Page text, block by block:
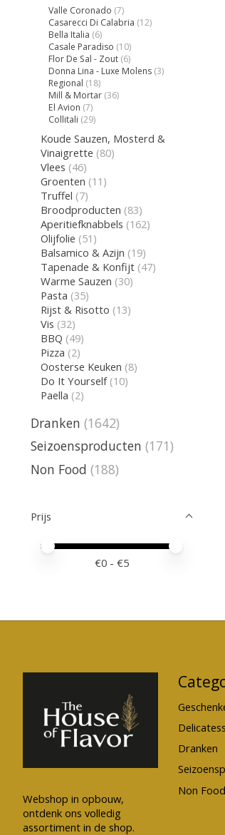
Valle Coronado (7)
Casarecci Di Calabria (12)
Bella Italia (6)
Casale Paradiso (10)
Flor De Sal - Zout (6)
Donna Lina - Luxe Molens (3)
Regional (18)
Mill & Mortar (36)
El Avion (7)
Collitali (29)
Koude Sauzen, Mosterd &
Vinaigrette (80)
Vlees (46)
Groenten (11)
Truffel (7)
Broodproducten (83)
Aperitiefknabbels (162)
Olijfolie (51)
Balsamico & Azijn (19)
Tapenade & Konfijt (47)
Warme Sauzen (30)
Pasta (35)
Rijst & Risotto (13)
Vis (32)
BBQ (49)
Pizza (2)
Oosterse Keuken (8)
Do It Yourself (10)
Paella (2)
Dranken (1642)
Seizoensproducten (171)
Non Food (188)
Prijs
Minimale prijswaarde
Price maximum value
€0 - €5
Webshop in opbouw,
ontdenk ons volledig
assortiment in de shop.
Dranken
Non Food